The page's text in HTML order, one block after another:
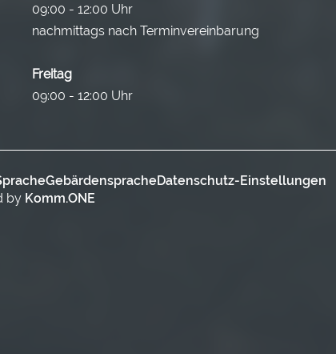
09:00 - 12:00 Uhr
nachmittags nach Terminvereinbarung
Freitag
09:00 - 12:00 Uhr
GebärdenspracheDatenschutz-Einstellungen
by Komm.ONE